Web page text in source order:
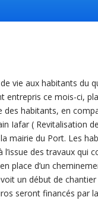
vie aux habitants du
entrepris ce mois-ci,
habitants, en
Iafar ( Revitalisation
mairie du Port. Les
des travaux qui
place d’un
un début de
seront financés par